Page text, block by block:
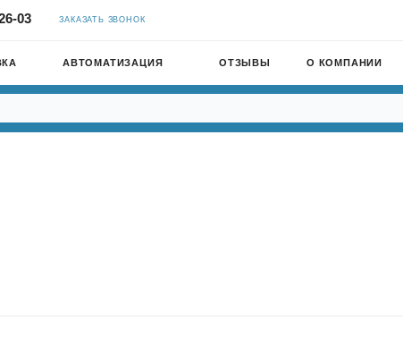
03 ЗАКАЗАТЬ ЗВОНОК
АВТОМАТИЗАЦИЯ ОТЗЫВЫ О КОМПАНИИ